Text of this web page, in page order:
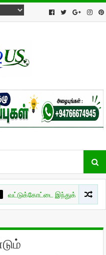
இந்துக் கல்லூரியின் மாணவர்